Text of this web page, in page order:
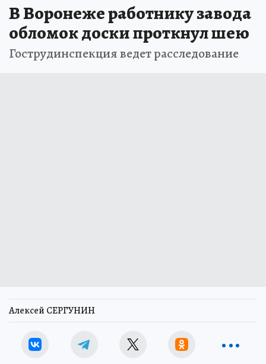
В Воронеже работнику завода
обломок доски проткнул шею
Гострудинспекция ведет расследование
Алексей СЕРГУНИН